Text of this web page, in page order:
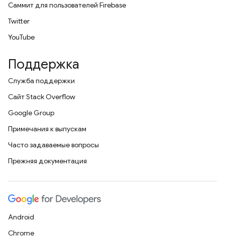
Саммит для пользователей Firebase
Twitter
YouTube
Поддержка
Служба поддержки
Сайт Stack Overflow
Google Group
Примечания к выпускам
Часто задаваемые вопросы
Прежняя документация
Android
Chrome